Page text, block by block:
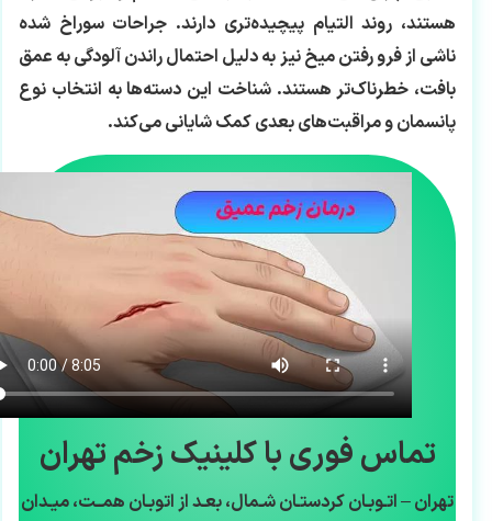
هستند، روند التیام پیچیده‌تری دارند. جراحات سوراخ شده
ناشی از فرو رفتن میخ نیز به دلیل احتمال راندن آلودگی به عمق
بافت، خطرناک‌تر هستند. شناخت این دسته‌ها به انتخاب نوع
پانسمان و مراقبت‌های بعدی کمک شایانی می‌کند.
تماس فوری با کلینیک زخم تهران
تهران – اتـوبـان کردستـان شـمال، بعـد از اتوبـان همــت، میـدان